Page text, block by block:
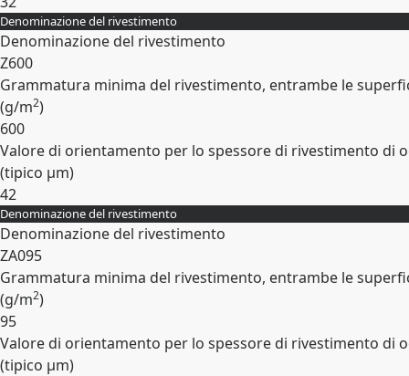
Espandi
Denominazione del rivestimento
Denominazione del rivestimento
Z600
Grammatura minima del rivestimento, entrambe le
(g/m2)
600
Valore di orientamento per lo spessore di rivestimento di
(tipico µm)
42
Espandi
Denominazione del rivestimento
Denominazione del rivestimento
ZA095
Grammatura minima del rivestimento, entrambe le
(g/m2)
95
Valore di orientamento per lo spessore di rivestimento di
(tipico µm)